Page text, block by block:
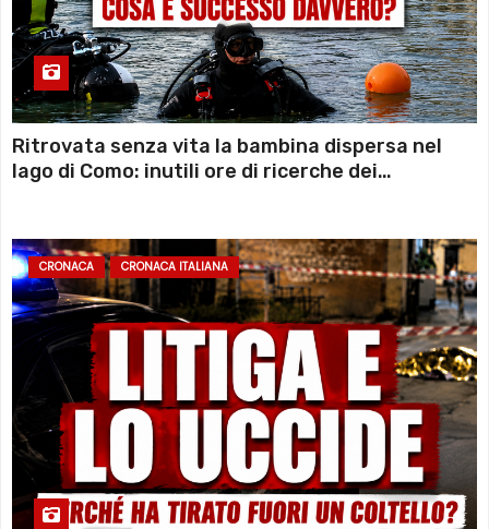
Ritrovata senza vita la bambina dispersa nel
lago di Como: inutili ore di ricerche dei
CRONACA CRONACA ITALIANA